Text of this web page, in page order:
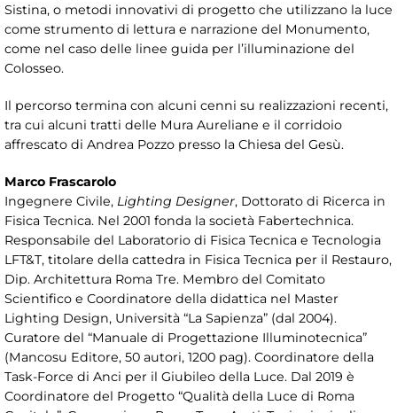
Sistina, o metodi innovativi di progetto che utilizzano la luce
come strumento di lettura e narrazione del Monumento,
come nel caso delle linee guida per l’illuminazione del
Colosseo.
Il percorso termina con alcuni cenni su realizzazioni recenti,
tra cui alcuni tratti delle Mura Aureliane e il corridoio
affrescato di Andrea Pozzo presso la Chiesa del Gesù.
Marco Frascarolo
Ingegnere Civile, Lighting Designer, Dottorato di Ricerca in
Fisica Tecnica. Nel 2001 fonda la società Fabertechnica.
Responsabile del Laboratorio di Fisica Tecnica e Tecnologia
LFT&T, titolare della cattedra in Fisica Tecnica per il Restauro,
Dip. Architettura Roma Tre. Membro del Comitato
Scientifico e Coordinatore della didattica nel Master
Lighting Design, Università “La Sapienza” (dal 2004).
Curatore del “Manuale di Progettazione Illuminotecnica”
(Mancosu Editore, 50 autori, 1200 pag). Coordinatore della
Task-Force di Anci per il Giubileo della Luce. Dal 2019 è
Coordinatore del Progetto “Qualità della Luce di Roma